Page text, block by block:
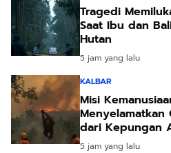
Tragedi
Saat Ibu dan
Hutan
5 jam yang lalu
KALBAR
Misi
Menyelamatkan
dari Kepungan
Ketapang
5 jam yang lalu